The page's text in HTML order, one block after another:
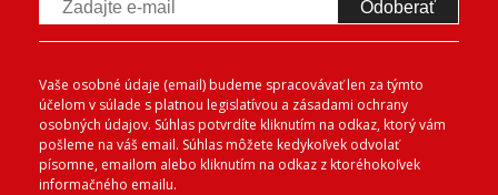
Odoberať
Vaše osobné údaje (email) budeme spracovávať len za týmto
účelom v súlade s platnou legislatívou a zásadami ochrany
osobných údajov. Súhlas potvrdíte kliknutím na odkaz, ktorý vám
pošleme na váš email. Súhlas môžete kedykoľvek odvolať
písomne, emailom alebo kliknutím na odkaz z ktoréhokoľvek
informačného emailu.